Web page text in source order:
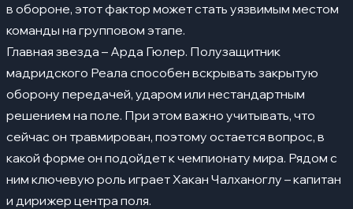
в обороне, этот фактор может стать уязвимым местом
команды на групповом этапе.
Главная звезда – Арда Гюлер. Полузащитник
мадридского Реала способен вскрывать закрытую
оборону передачей, ударом или нестандартным
решением на поле. При этом важно учитывать, что
сейчас он травмирован, поэтому остается вопрос, в
какой форме он подойдет к чемпионату мира. Рядом с
ним ключевую роль играет Хакан Чалханоглу – капитан
и дирижер центра поля.